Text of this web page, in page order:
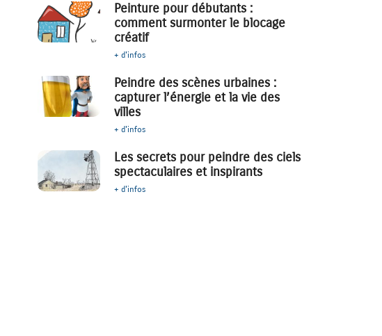
Peinture pour débutants :
comment surmonter le blocage
créatif
+ d'infos
Peindre des scènes urbaines :
capturer l’énergie et la vie des
villes
+ d'infos
Les secrets pour peindre des ciels
spectaculaires et inspirants
+ d'infos